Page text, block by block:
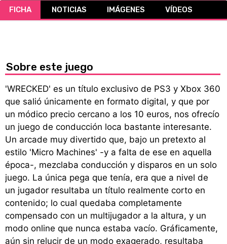
CÓMICS
FICHA NOTICIAS IMÁGENES VÍDEOS
Sobre este juego
'WRECKED' es un título exclusivo de PS3 y Xbox 360
que salió únicamente en formato digital, y que por
un módico precio cercano a los 10 euros, nos ofrecío
un juego de conducción loca bastante interesante.
Un arcade muy divertido que, bajo un pretexto al
estilo 'Micro Machines' -y a falta de ese en aquella
época-, mezclaba conducción y disparos en un solo
juego. La única pega que tenía, era que a nivel de
un jugador resultaba un título realmente corto en
contenido; lo cual quedaba completamente
compensado con un multijugador a la altura, y un
modo online que nunca estaba vacío. Gráficamente,
aún sin relucir de un modo exagerado, resultaba